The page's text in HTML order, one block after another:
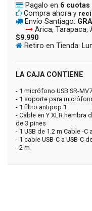
Pagalo en 6 cuotas
Compra ahora y
Envío Santiago:
Arica, Tarapaca,
$9.990
Retiro en Tienda:
LA CAJA CONTIENE
- 1 micrófono USB SR-
- 1 soporte para
- 1 filtro antipop 1
- Cable en Y XLR hembra
de 3 pines
- 1 USB de 1.2 m Cable -C
- 1 cable USB-C a USB-C
- 2 m